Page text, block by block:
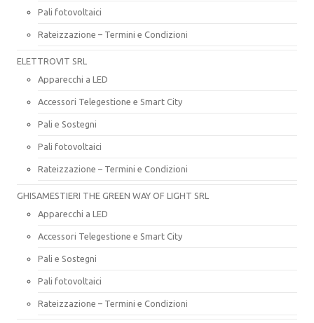
Pali fotovoltaici
Rateizzazione – Termini e Condizioni
ELETTROVIT SRL
Apparecchi a LED
Accessori Telegestione e Smart City
Pali e Sostegni
Pali fotovoltaici
Rateizzazione – Termini e Condizioni
GHISAMESTIERI THE GREEN WAY OF LIGHT SRL
Apparecchi a LED
Accessori Telegestione e Smart City
Pali e Sostegni
Pali fotovoltaici
Rateizzazione – Termini e Condizioni